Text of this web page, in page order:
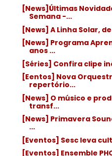
[News]Últimas
Semana -...
[News] A Linha Solar,
[News] Programa
anos ...
[Séries] Confira clipe
[Eentos] Nova
repertório...
[News] O músico e
transf...
[News] Primavera
...
[Eventos] Sesc leva
[Eventos] Ensemble